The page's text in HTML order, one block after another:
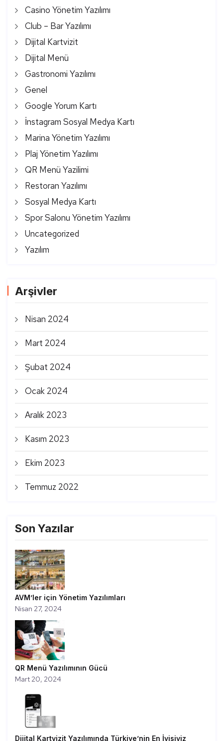
Casino Yönetim Yazılımı
Club – Bar Yazılımı
Dijital Kartvizit
Dijital Menü
Gastronomi Yazılımı
Genel
Google Yorum Kartı
İnstagram Sosyal Medya Kartı
Marina Yönetim Yazılımı
Plaj Yönetim Yazılımı
QR Menü Yazilimi
Restoran Yazılımı
Sosyal Medya Kartı
Spor Salonu Yönetim Yazılımı
Uncategorized
Yazılım
Arşivler
Nisan 2024
Mart 2024
Şubat 2024
Ocak 2024
Aralık 2023
Kasım 2023
Ekim 2023
Temmuz 2022
Son Yazılar
AVM’ler için Yönetim Yazılımları
Nisan 27, 2024
QR Menü Yazılımının Gücü
Mart 20, 2024
Dijital Kartvizit Yazılımında Türkiye’nin En İyisiyiz